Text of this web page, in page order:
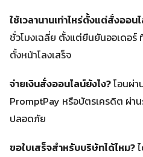
ใช้เวลานานเท่าไหร่ตั้งแต่สั่งออน
ชั่วโมงเฉลี่ย ตั้งแต่ยืนยันออเดอร์
ตั้งหน้าโลงเสร็จ
จ่ายเงินสั่งออนไลน์ยังไง?โอนผ่า
PromptPay หรือบัตรเครดิต ผ่า
ปลอดภัย
ขอใบเสร็จสำหรับบริษัทได้ไหม?